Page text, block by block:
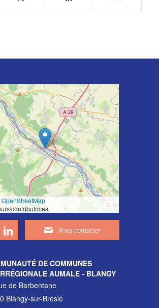
OpenStreetMap
contributrices
DE COMMUNES
AUMALE - BLANGY
de Barbentane
Blangy-sur-Bresle